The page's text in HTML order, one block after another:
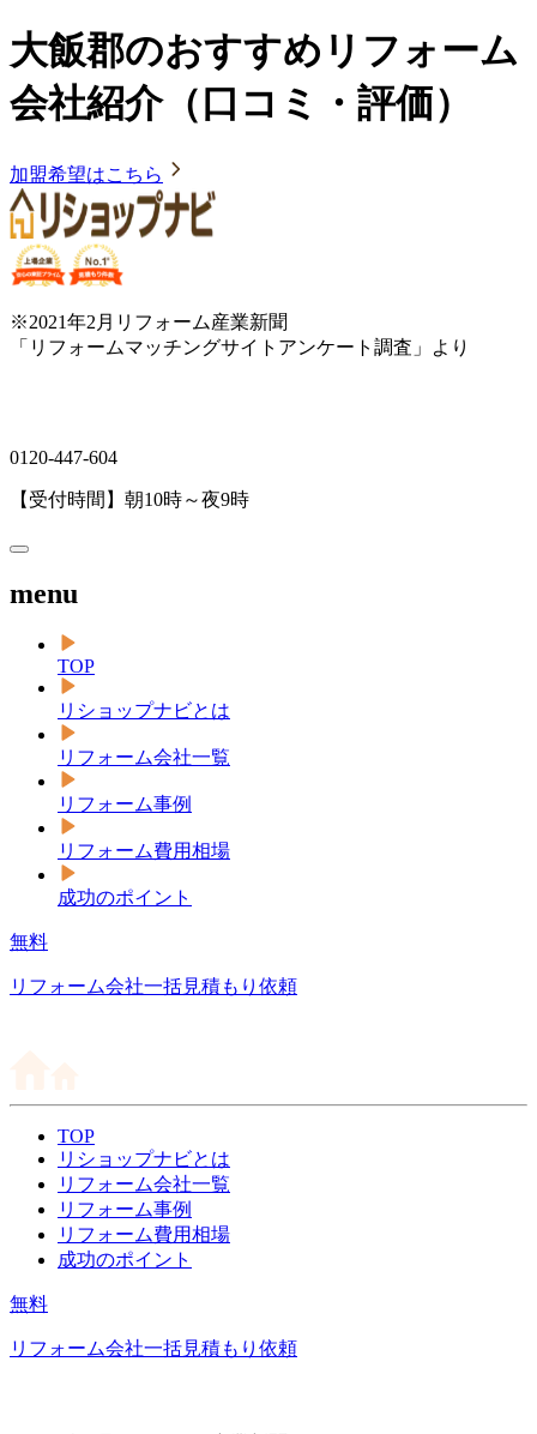
大飯郡のおすすめリフォーム
会社紹介（口コミ・評価）
加盟希望はこちら
※2021年2月リフォーム産業新聞
「リフォームマッチングサイトアンケート調査」より
0120-447-604
【受付時間】朝10時～夜9時
menu
TOP
リショップナビとは
リフォーム会社一覧
リフォーム事例
リフォーム費用相場
成功のポイント
無料
リフォーム会社一括見積もり依頼
TOP
リショップナビとは
リフォーム会社一覧
リフォーム事例
リフォーム費用相場
成功のポイント
無料
リフォーム会社一括見積もり依頼